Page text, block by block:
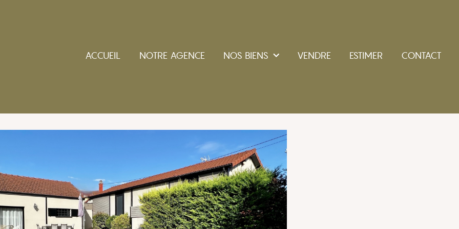
ACCUEIL NOTRE AGENCE NOS BIENS VENDRE ESTIMER CONTACT